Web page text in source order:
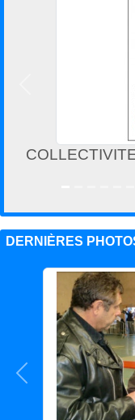
DERNIÈRES
Précedent